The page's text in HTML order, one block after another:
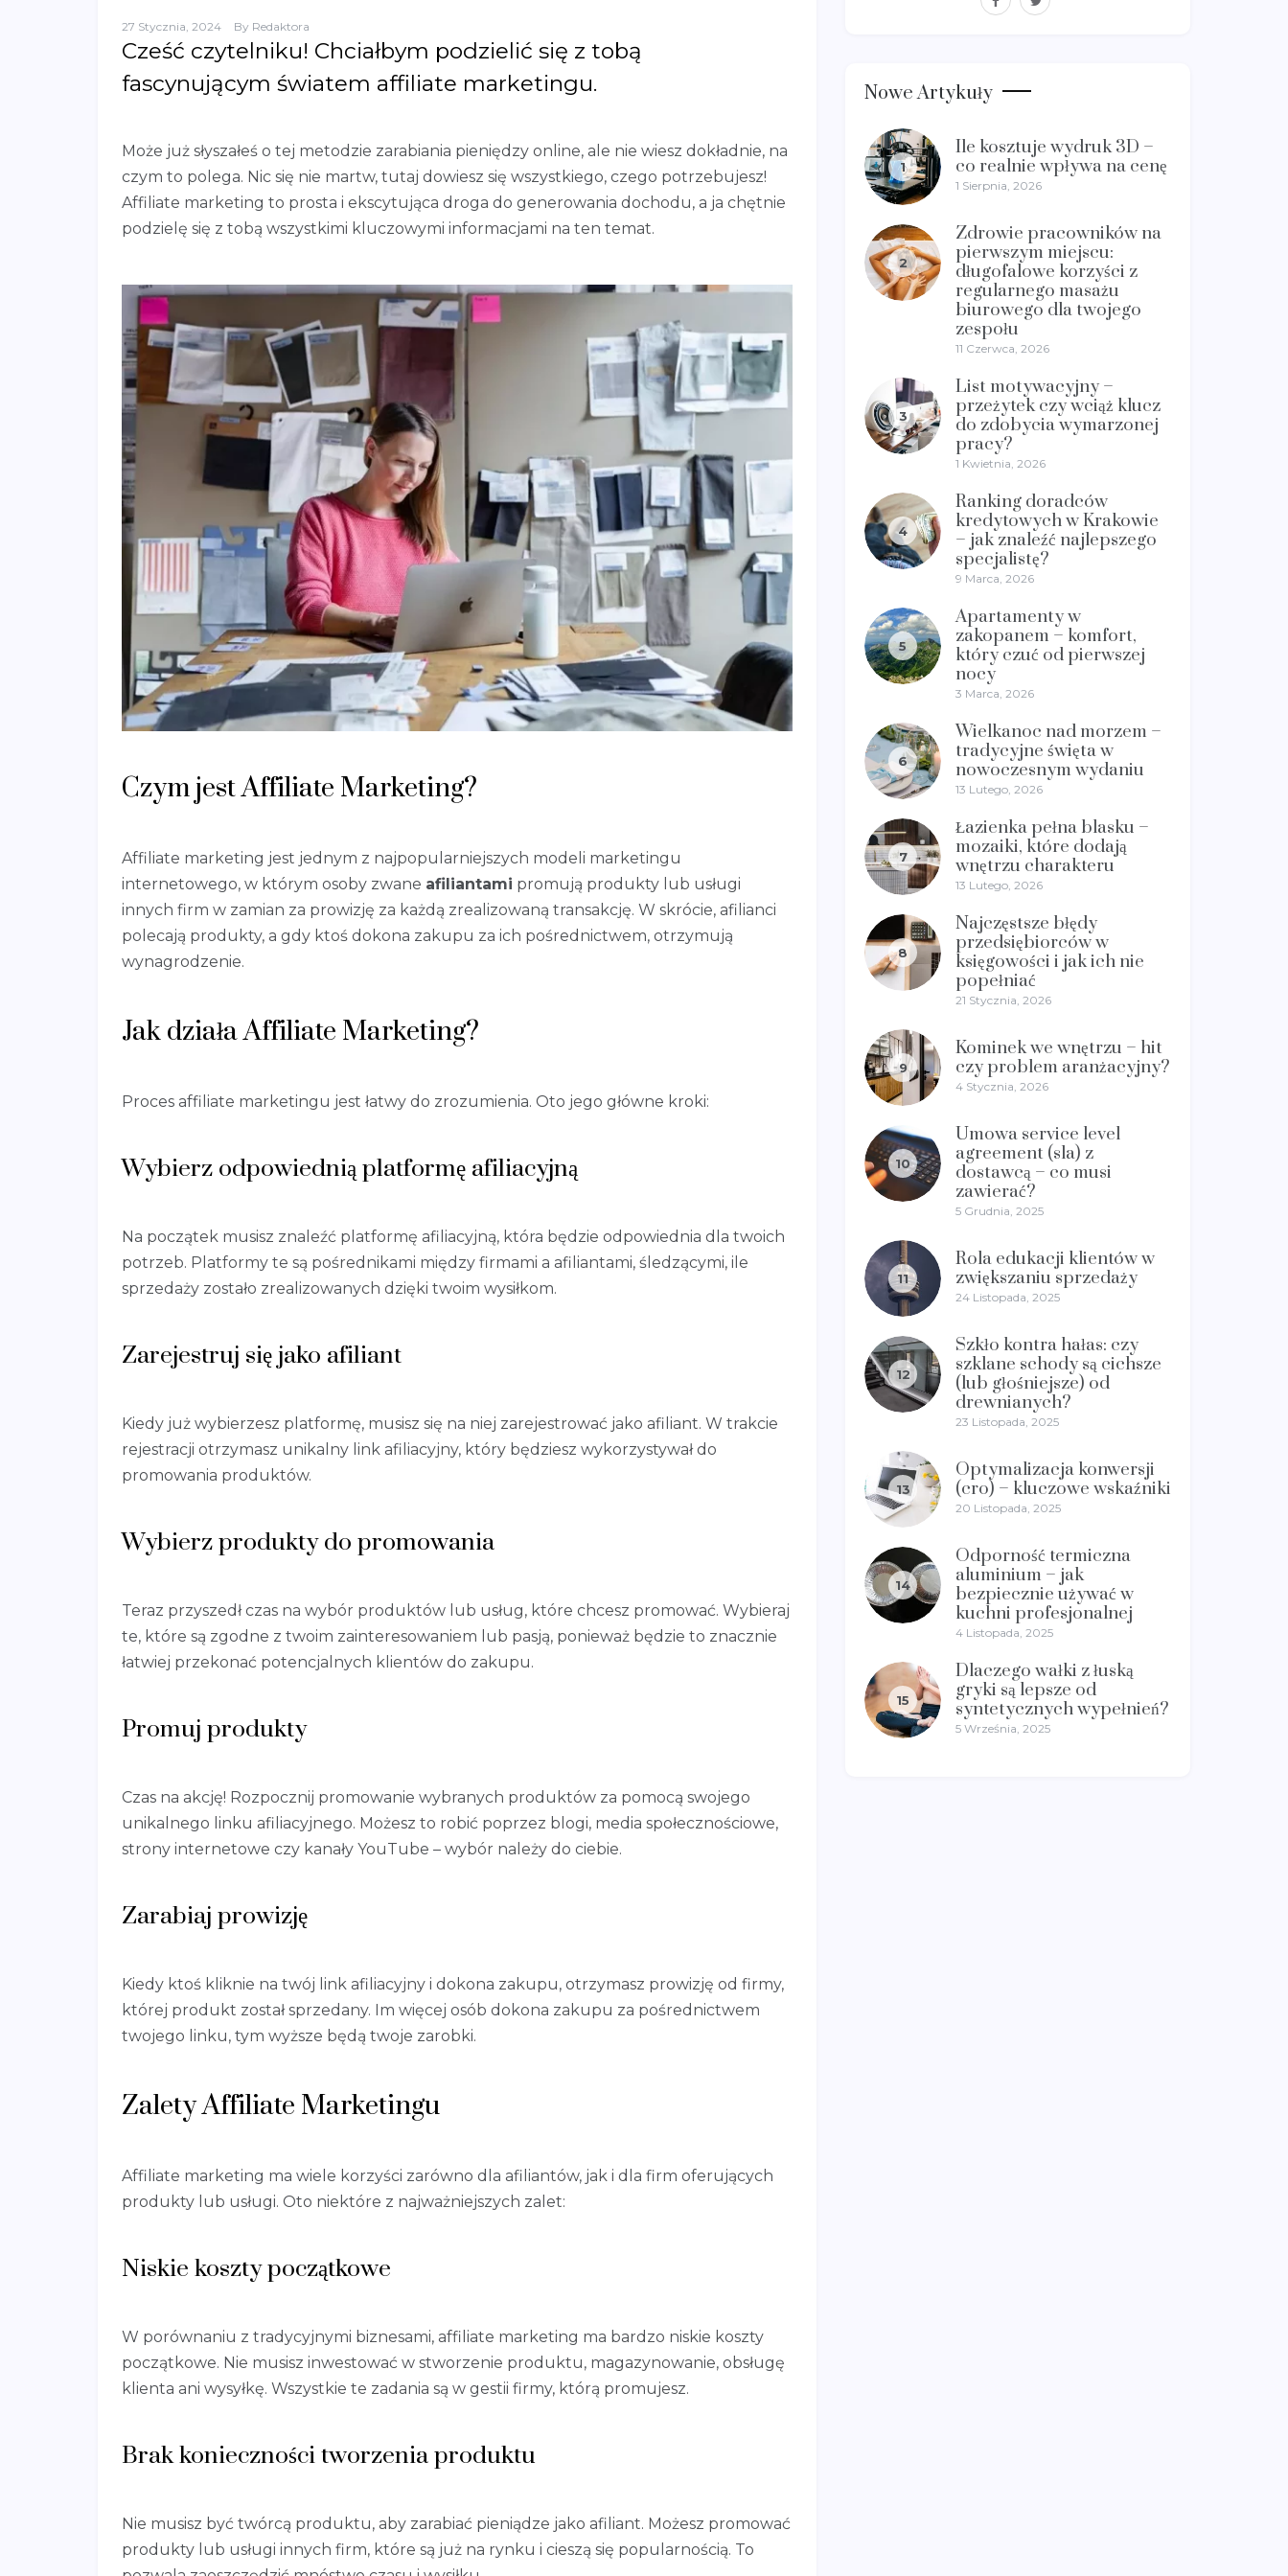
27 Stycznia, 2024 By Redaktora
Cześć czytelniku! Chciałbym podzielić się z tobą
fascynującym światem affiliate marketingu.
Może już słyszałeś o tej metodzie zarabiania pieniędzy online, ale nie wiesz dokładnie, na
czym to polega. Nic się nie martw, tutaj dowiesz się wszystkiego, czego potrzebujesz!
Affiliate marketing to prosta i ekscytująca droga do generowania dochodu, a ja chętnie
podzielę się z tobą wszystkimi kluczowymi informacjami na ten temat.
Czym jest Affiliate Marketing?
Affiliate marketing jest jednym z najpopularniejszych modeli marketingu
internetowego, w którym osoby zwane afiliantami promują produkty lub usługi
innych firm w zamian za prowizję za każdą zrealizowaną transakcję. W skrócie, afilianci
polecają produkty, a gdy ktoś dokona zakupu za ich pośrednictwem, otrzymują
wynagrodzenie.
Jak działa Affiliate Marketing?
Proces affiliate marketingu jest łatwy do zrozumienia. Oto jego główne kroki:
Wybierz odpowiednią platformę afiliacyjną
Na początek musisz znaleźć platformę afiliacyjną, która będzie odpowiednia dla twoich
potrzeb. Platformy te są pośrednikami między firmami a afiliantami, śledzącymi, ile
sprzedaży zostało zrealizowanych dzięki twoim wysiłkom.
Zarejestruj się jako afiliant
Kiedy już wybierzesz platformę, musisz się na niej zarejestrować jako afiliant. W trakcie
rejestracji otrzymasz unikalny link afiliacyjny, który będziesz wykorzystywał do
promowania produktów.
Wybierz produkty do promowania
Teraz przyszedł czas na wybór produktów lub usług, które chcesz promować. Wybieraj
te, które są zgodne z twoim zainteresowaniem lub pasją, ponieważ będzie to znacznie
łatwiej przekonać potencjalnych klientów do zakupu.
Promuj produkty
Czas na akcję! Rozpocznij promowanie wybranych produktów za pomocą swojego
unikalnego linku afiliacyjnego. Możesz to robić poprzez blogi, media społecznościowe,
strony internetowe czy kanały YouTube – wybór należy do ciebie.
Zarabiaj prowizję
Kiedy ktoś kliknie na twój link afiliacyjny i dokona zakupu, otrzymasz prowizję od firmy,
której produkt został sprzedany. Im więcej osób dokona zakupu za pośrednictwem
twojego linku, tym wyższe będą twoje zarobki.
Zalety Affiliate Marketingu
Affiliate marketing ma wiele korzyści zarówno dla afiliantów, jak i dla firm oferujących
produkty lub usługi. Oto niektóre z najważniejszych zalet:
Niskie koszty początkowe
W porównaniu z tradycyjnymi biznesami, affiliate marketing ma bardzo niskie koszty
początkowe. Nie musisz inwestować w stworzenie produktu, magazynowanie, obsługę
klienta ani wysyłkę. Wszystkie te zadania są w gestii firmy, którą promujesz.
Brak konieczności tworzenia produktu
Nie musisz być twórcą produktu, aby zarabiać pieniądze jako afiliant. Możesz promować
produkty lub usługi innych firm, które są już na rynku i cieszą się popularnością. To
Nowe Artykuły
1
Ile kosztuje wydruk 3D –
co realnie wpływa na cenę
1 Sierpnia, 2026
2
Zdrowie pracowników na
pierwszym miejscu:
długofalowe korzyści z
regularnego masażu
biurowego dla twojego
zespołu
11 Czerwca, 2026
3
List motywacyjny –
przeżytek czy wciąż klucz
do zdobycia wymarzonej
pracy?
1 Kwietnia, 2026
4
Ranking doradców
kredytowych w Krakowie
– jak znaleźć najlepszego
specjalistę?
9 Marca, 2026
5
Apartamenty w
zakopanem – komfort,
który czuć od pierwszej
nocy
3 Marca, 2026
6
Wielkanoc nad morzem –
tradycyjne święta w
nowoczesnym wydaniu
13 Lutego, 2026
7
Łazienka pełna blasku –
mozaiki, które dodają
wnętrzu charakteru
13 Lutego, 2026
8
Najczęstsze błędy
przedsiębiorców w
księgowości i jak ich nie
popełniać
21 Stycznia, 2026
9
Kominek we wnętrzu – hit
czy problem aranżacyjny?
4 Stycznia, 2026
10
Umowa service level
agreement (sla) z
dostawcą – co musi
zawierać?
5 Grudnia, 2025
11
Rola edukacji klientów w
zwiększaniu sprzedaży
24 Listopada, 2025
12
Szkło kontra hałas: czy
szklane schody są cichsze
(lub głośniejsze) od
drewnianych?
23 Listopada, 2025
13
Optymalizacja konwersji
(cro) – kluczowe wskaźniki
20 Listopada, 2025
14
Odporność termiczna
aluminium – jak
bezpiecznie używać w
kuchni profesjonalnej
4 Listopada, 2025
15
Dlaczego wałki z łuską
gryki są lepsze od
syntetycznych wypełnień?
5 Września, 2025